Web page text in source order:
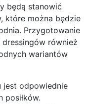
będą stanowić
które można będzie
Przygotowanie
również
wariantów
jest odpowiednie
posiłków.